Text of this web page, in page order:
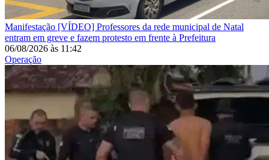
Manifestação [VÍDEO] Professores da rede municipal de Natal
entram em greve e fazem protesto em frente à Prefeitura
06/08/2026 às 11:42
Operação